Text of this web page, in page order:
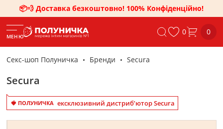
📦💨 Доставка безкоштовно! 100% Конфіденційно!
МЕНЮ 0 0
Секс-шоп Полуничка Бренди Secura
Secura
🍓 ПОЛУНИЧКА ексклюзивний дистриб’ютор Secura